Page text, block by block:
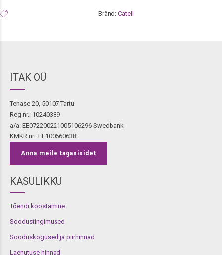
Bränd: Catell
ITAK OÜ
Tehase 20, 50107 Tartu
Reg nr.: 10240389
a/a: EE072200221005106296 Swedbank
KMKR nr.: EE100660638
Anna meile tagasisidet
KASULIKKU
Tõendi koostamine
Soodustingimused
Sooduskogused ja piirhinnad
Laenutuse hinnad